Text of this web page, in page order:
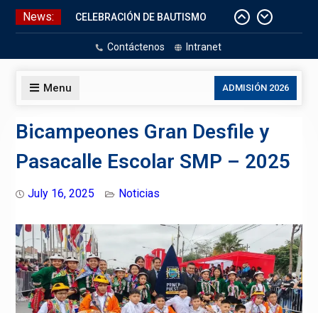
Skip
News:
CELEBRACIÓN DE BAUTISMO
Pizarras Inteligentes
Laboratorios de Cómputo
Contáctenos Intranet
Menu ADMISIÓN 2026
Bicampeones Gran Desfile y
Pasacalle Escolar SMP – 2025
July 16, 2025 Noticias